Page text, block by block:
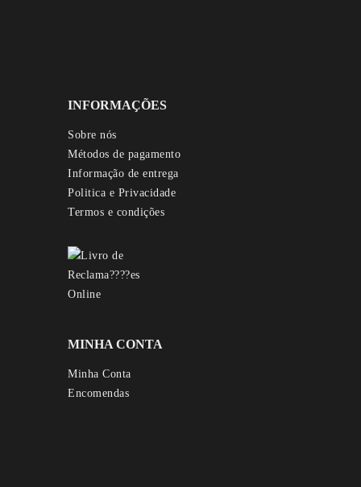
INFORMAÇÕES
Sobre nós
Métodos de pagamento
Informação de entrega
Politica e Privacidade
Termos e condições
MINHA CONTA
Minha Conta
Encomendas